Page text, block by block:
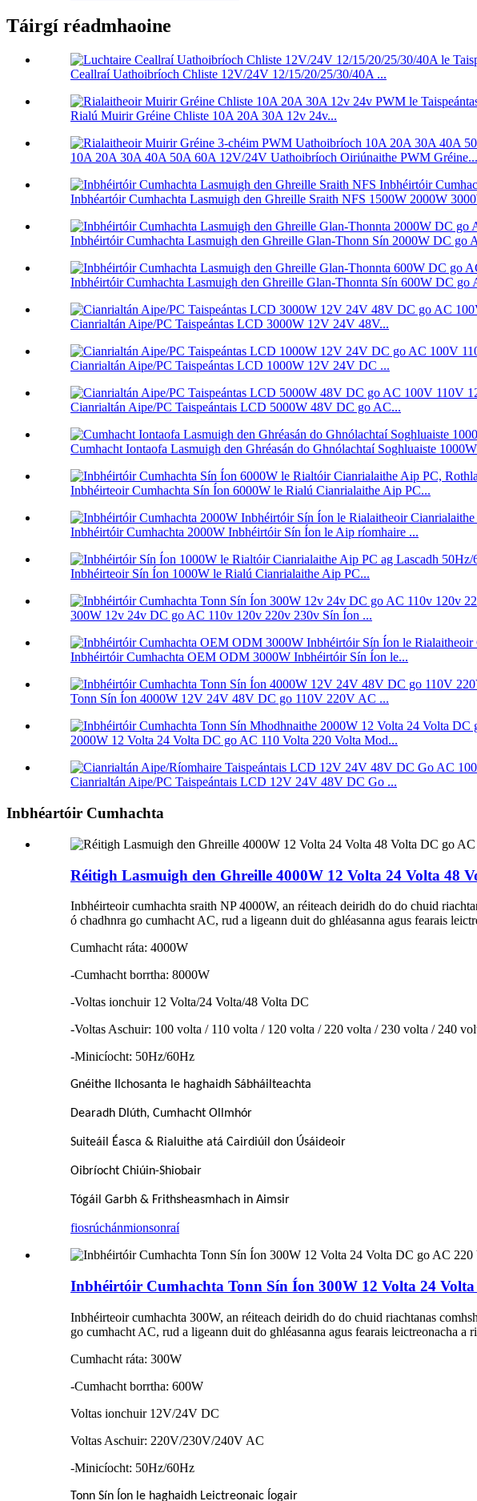
Táirgí réadmhaoine
Ceallraí Uathoibríoch Chliste 12V/24V 12/15/20/25/30/40A ...
Rialú Muirir Gréine Chliste 10A 20A 30A 12v 24v...
10A 20A 30A 40A 50A 60A 12V/24V Uathoibríoch Oiriúnaithe PWM Gréine...
Inbhéartóir Cumhachta Lasmuigh den Ghreille Sraith NFS 1500W 2000W
Inbhéirtóir Cumhachta Lasmuigh den Ghreille Glan-Thonn Sín 2000W DC go
Inbhéirtóir Cumhachta Lasmuigh den Ghreille Glan-Thonnta Sín 600W DC go
Cianrialtán Aipe/PC Taispeántas LCD 3000W 12V 24V 48V...
Cianrialtán Aipe/PC Taispeántas LCD 1000W 12V 24V DC ...
Cianrialtán Aipe/PC Taispeántais LCD 5000W 48V DC go AC...
Cumhacht Iontaofa Lasmuigh den Ghréasán do Ghnólachtaí Soghluaiste
Inbhéirteoir Cumhachta Sín Íon 6000W le Rialú Cianrialaithe Aip PC...
Inbhéirtóir Cumhachta 2000W Inbhéirtóir Sín Íon le Aip ríomhaire ...
Inbhéirteoir Sín Íon 1000W le Rialú Cianrialaithe Aip PC...
300W 12v 24v DC go AC 110v 120v 220v 230v Sín Íon ...
Inbhéirtóir Cumhachta OEM ODM 3000W Inbhéirtóir Sín Íon le...
Tonn Sín Íon 4000W 12V 24V 48V DC go 110V 220V AC ...
2000W 12 Volta 24 Volta DC go AC 110 Volta 220 Volta Mod...
Cianrialtán Aipe/PC Taispeántais LCD 12V 24V 48V DC Go ...
Inbhéartóir Cumhachta
Réitigh Lasmuigh den Ghreille 4000W 12 Volta 24 Volta 48
Inbhéirteoir cumhachta sraith NP 4000W, an réiteach deiridh do do chuid
ó chadhnra go cumhacht AC, rud a ligeann duit do ghléasanna agus fearais
Cumhacht ráta: 4000W
-Cumhacht borrtha: 8000W
-Voltas ionchuir 12 Volta/24 Volta/48 Volta DC
-Voltas Aschuir: 100 volta / 110 volta / 120 volta / 220 volta / 230 volta / 240
-Minicíocht: 50Hz/60Hz
Gnéithe Ilchosanta le haghaidh Sábháilteachta
Dearadh Dlúth, Cumhacht Ollmhór
Suiteáil Éasca & Rialuithe atá Cairdiúil don Úsáideoir
Oibríocht Chiúin-Shiobair
Tógáil Garbh & Frithsheasmhach in Aimsir
fiosrúchánmionsonraí
Inbhéirtóir Cumhachta Tonn Sín Íon 300W 12 Volta 24
Inbhéirteoir cumhachta 300W, an réiteach deiridh do do chuid riachtanas
go cumhacht AC, rud a ligeann duit do ghléasanna agus fearais leictreonacha a
Cumhacht ráta: 300W
-Cumhacht borrtha: 600W
Voltas ionchuir 12V/24V DC
Voltas Aschuir: 220V/230V/240V AC
-Minicíocht: 50Hz/60Hz
Tonn Sín Íon le haghaidh Leictreonaic Íogair